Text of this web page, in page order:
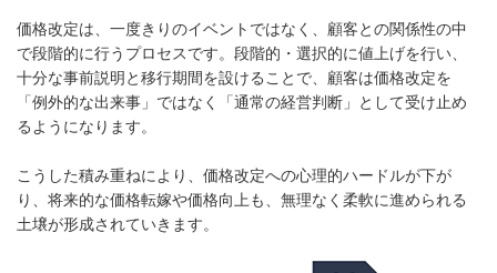
価格改定は、一度きりのイベントではなく、顧客との関係性の中
で段階的に行うプロセスです。段階的・選択的に値上げを行い、
十分な事前説明と移行期間を設けることで、顧客は価格改定を
「例外的な出来事」ではなく「通常の経営判断」として受け止め
るようになります。
こうした積み重ねにより、価格改定への心理的ハードルが下が
り、将来的な価格転嫁や価格向上も、無理なく柔軟に進められる
土壌が形成されていきます。